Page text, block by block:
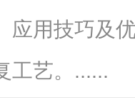
应用技巧及
工艺。......